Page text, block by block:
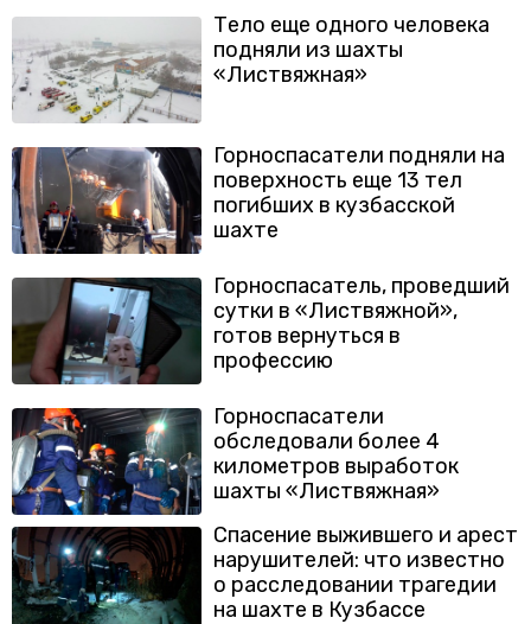
Тело еще одного человека
подняли из шахты
«Листвяжная»
Горноспасатели подняли на
поверхность еще 13 тел
погибших в кузбасской
шахте
Горноспасатель, проведший
сутки в «Листвяжной»,
готов вернуться в
профессию
Горноспасатели
обследовали более 4
километров выработок
шахты «Листвяжная»
Спасение выжившего и арест
нарушителей: что известно
о расследовании трагедии
на шахте в Кузбассе